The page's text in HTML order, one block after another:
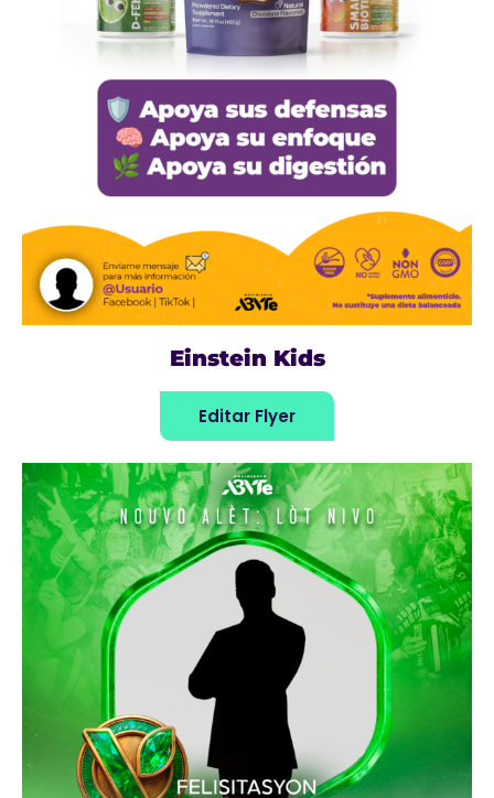
Einstein Kids
Editar Flyer